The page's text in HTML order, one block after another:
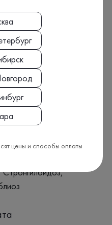
Глистные
Тениоз, Токсокароз,
цены и способы оплаты